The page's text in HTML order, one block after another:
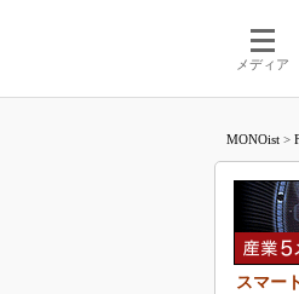
メディア
MONOist >
スマー